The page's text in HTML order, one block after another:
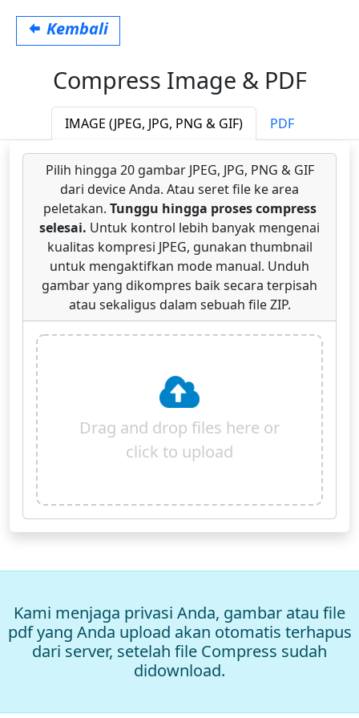
Kembali
Compress Image & PDF
IMAGE (JPEG, JPG, PNG & GIF) PDF
Pilih hingga 20 gambar JPEG, JPG, PNG & GIF
dari device Anda. Atau seret file ke area
peletakan. Tunggu hingga proses compress
selesai. Untuk kontrol lebih banyak mengenai
kualitas kompresi JPEG, gunakan thumbnail
untuk mengaktifkan mode manual. Unduh
gambar yang dikompres baik secara terpisah
atau sekaligus dalam sebuah file ZIP.
Drag and drop files here or
click to upload
Kami menjaga privasi Anda, gambar atau file
pdf yang Anda upload akan otomatis terhapus
dari server, setelah file Compress sudah
didownload.